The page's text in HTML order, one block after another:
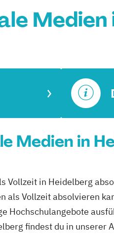
Medien
Medien in
Vollzeit in Heidelberg
als Vollzeit absolvieren
Hochschulangebote
findest du in unserer